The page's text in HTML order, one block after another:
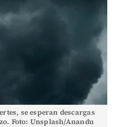
se esperan descargas
Foto: Unsplash/Anandu